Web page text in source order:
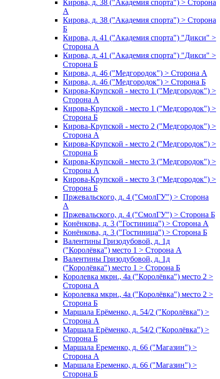
Кирова, д. 38 ("Академия спорта") > Сторона
А
Кирова, д. 38 ("Академия спорта") > Сторона
Б
Кирова, д. 41 ("Академия спорта") "Дикси" >
Сторона А
Кирова, д. 41 ("Академия спорта") "Дикси" >
Сторона Б
Кирова, д. 46 ("Медгородок") > Сторона А
Кирова, д. 46 ("Медгородок") > Сторона Б
Кирова-Крупской - место 1 ("Медгородок") >
Сторона А
Кирова-Крупской - место 1 ("Медгородок") >
Сторона Б
Кирова-Крупской - место 2 ("Медгородок") >
Сторона А
Кирова-Крупской - место 2 ("Медгородок") >
Сторона Б
Кирова-Крупской - место 3 ("Медгородок") >
Сторона А
Кирова-Крупской - место 3 ("Медгородок") >
Сторона Б
Пржевальского, д. 4 ("СмолГУ") > Сторона
А
Пржевальского, д. 4 ("СмолГУ") > Сторона Б
Конёнкова, д. 3 ("Гостиница") > Сторона А
Конёнкова, д. 3 ("Гостиница") > Сторона Б
Валентины Гризодубовой, д. 1д
("Королёвка") место 1 > Сторона А
Валентины Гризодубовой, д. 1д
("Королёвка") место 1 > Сторона Б
Королевка мкрн., 4а ("Королёвка") место 2 >
Сторона А
Королевка мкрн., 4а ("Королёвка") место 2 >
Сторона Б
Маршала Ерёменко, д. 54/2 ("Королёвка") >
Сторона А
Маршала Ерёменко, д. 54/2 ("Королёвка") >
Сторона Б
Маршала Еременко, д. 66 ("Магазин") >
Сторона А
Маршала Еременко, д. 66 ("Магазин") >
Сторона Б